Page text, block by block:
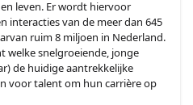
leven. Er wordt hiervoor
interacties van de meer dan 645
ruim 8 miljoen in Nederland.
welke snelgroeiende, jonge
de huidige aantrekkelijke
voor talent om hun carrière op